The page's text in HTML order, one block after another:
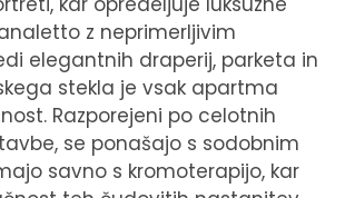
z neprimerljivim
elegantnih draperij, parketa in
stekla je vsak apartma
Razporejeni po celotnih
se ponašajo s sodobnim
savno s kromoterapijo, kar